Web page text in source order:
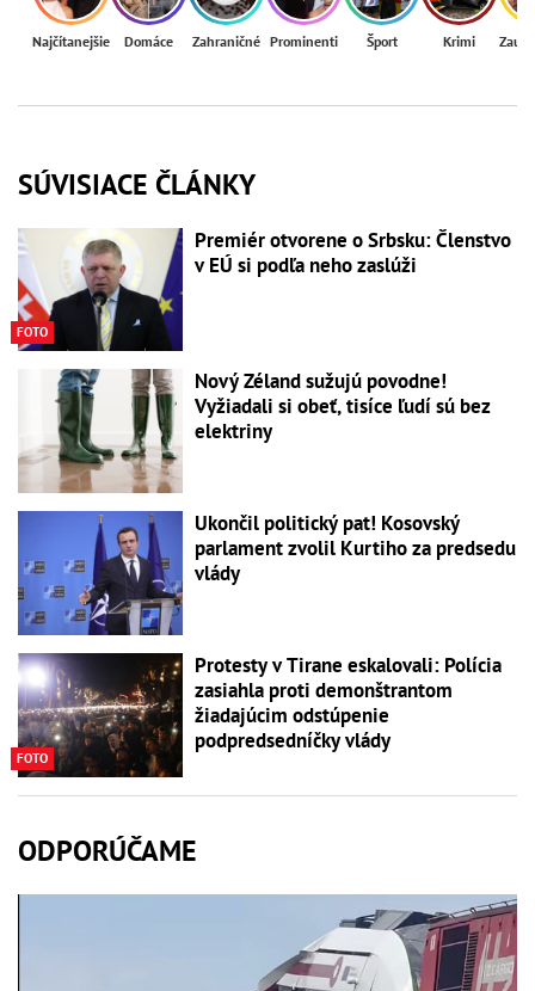
Najčítanejšie Domáce Zahraničné Prominenti Šport Krimi
SÚVISIACE ČLÁNKY
FOTO
Premiér otvorene o Srbsku: Členstvo
v EÚ si podľa neho zaslúži
Nový Zéland sužujú povodne!
Vyžiadali si obeť, tisíce ľudí sú bez
elektriny
Ukončil politický pat! Kosovský
parlament zvolil Kurtiho za predsedu
vlády
FOTO
Protesty v Tirane eskalovali: Polícia
zasiahla proti demonštrantom
žiadajúcim odstúpenie
podpredsedníčky vlády
ODPORÚČAME